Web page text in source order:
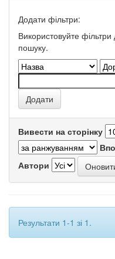
Додати фільтри:
Використовуйте фільтри
пошуку.
Вивести на сторінку
Автори
Результати 1-1 зі 1.